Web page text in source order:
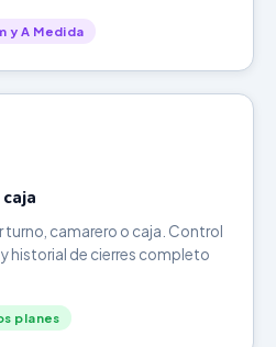
y A Medida
camarero o caja. Control
historial de cierres completo
planes